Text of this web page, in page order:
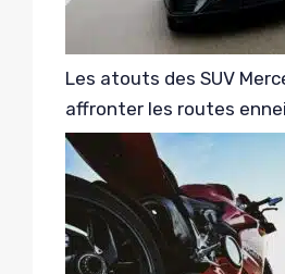
Les atouts des SUV
affronter les routes